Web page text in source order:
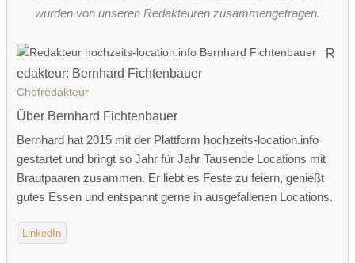
wurden von unseren Redakteuren zusammengetragen.
R
edakteur: Bernhard Fichtenbauer
Chefredakteur
Über Bernhard Fichtenbauer
Bernhard hat 2015 mit der Plattform hochzeits-location.info
gestartet und bringt so Jahr für Jahr Tausende Locations mit
Brautpaaren zusammen. Er liebt es Feste zu feiern, genießt
gutes Essen und entspannt gerne in ausgefallenen Locations.
LinkedIn